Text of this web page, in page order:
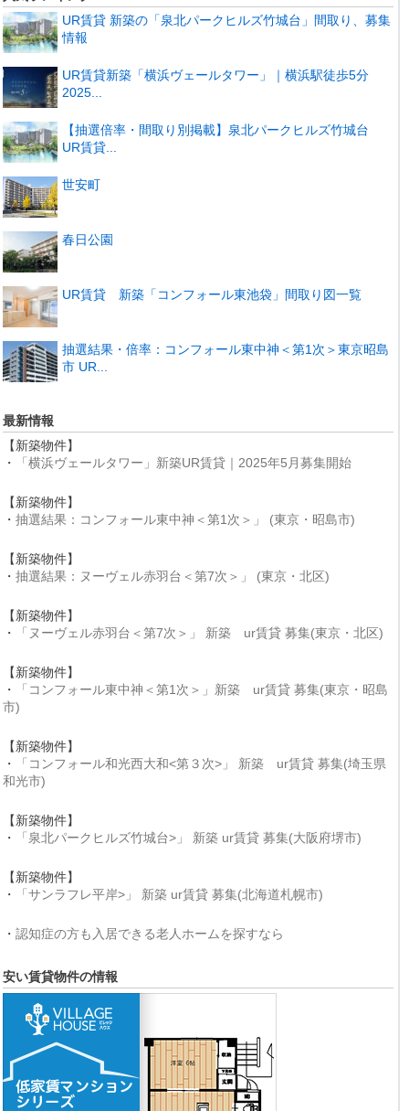
UR賃貸 新築の「泉北パークヒルズ竹城台」間取り、募集
情報
UR賃貸新築「横浜ヴェールタワー」｜横浜駅徒歩5分
2025...
【抽選倍率・間取り別掲載】泉北パークヒルズ竹城台
UR賃貸...
世安町
春日公園
UR賃貸 新築「コンフォール東池袋」間取り図一覧
抽選結果・倍率：コンフォール東中神＜第1次＞東京昭島
市 UR...
最新情報
【新築物件】
・
「横浜ヴェールタワー」新築UR賃貸｜2025年5月募集開始
【新築物件】
・ 抽選結果：コンフォール東中神＜第1次＞」 (東京・昭島市)
【新築物件】
・ 抽選結果：ヌーヴェル赤羽台＜第7次＞」 (東京・北区)
【新築物件】
・
「ヌーヴェル赤羽台＜第7次＞」 新築 ur賃貸 募集(東京・北区)
【新築物件】
・
「コンフォール東中神＜第1次＞」新築 ur賃貸 募集(東京・昭島
市)
【新築物件】
・
「コンフォール和光西大和<第３次>」 新築 ur賃貸 募集(埼玉県
和光市)
【新築物件】
・
「泉北パークヒルズ竹城台>」 新築 ur賃貸 募集(大阪府堺市)
【新築物件】
・
「サンラフレ平岸>」 新築 ur賃貸 募集(北海道札幌市)
・ 認知症の方も入居できる老人ホームを探すなら
安い賃貸物件の情報